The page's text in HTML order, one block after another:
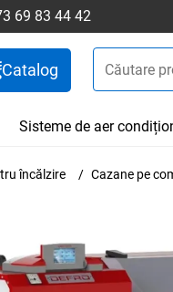
69 83 44 42
Catalog
Sisteme de aer
încălzire Cazane pe